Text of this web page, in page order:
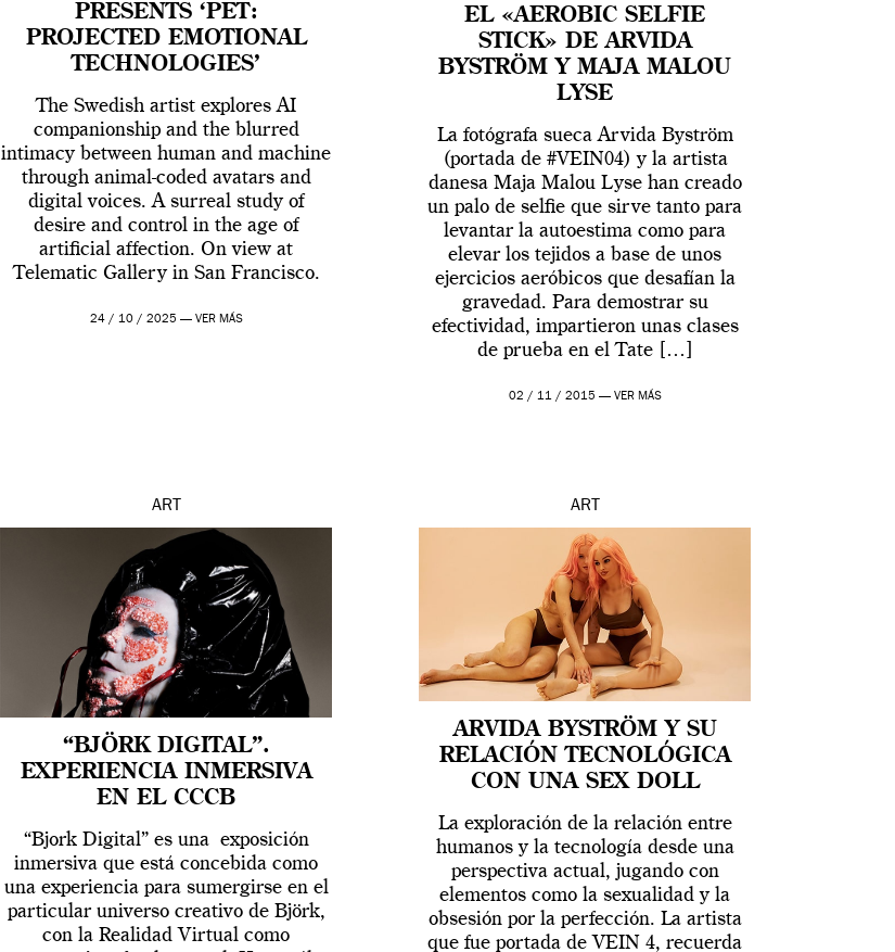
PRESENTS ‘PET:
PROJECTED EMOTIONAL
TECHNOLOGIES’
The Swedish artist explores AI
companionship and the blurred
intimacy between human and machine
through animal-coded avatars and
digital voices. A surreal study of
desire and control in the age of
artificial affection. On view at
Telematic Gallery in San Francisco.
24 / 10 / 2025 — VER MÁS
EL «AEROBIC SELFIE
STICK» DE ARVIDA
BYSTRÖM Y MAJA MALOU
LYSE
La fotógrafa sueca Arvida Byström
(portada de #VEIN04) y la artista
danesa Maja Malou Lyse han creado
un palo de selfie que sirve tanto para
levantar la autoestima como para
elevar los tejidos a base de unos
ejercicios aeróbicos que desafían la
gravedad. Para demostrar su
efectividad, impartieron unas clases
de prueba en el Tate […]
02 / 11 / 2015 — VER MÁS
ART
“BJÖRK DIGITAL”.
EXPERIENCIA INMERSIVA
EN EL CCCB
“Bjork Digital” es una exposición
inmersiva que está concebida como
una experiencia para sumergirse en el
particular universo creativo de Björk,
con la Realidad Virtual como
ART
ARVIDA BYSTRÖM Y SU
RELACIÓN TECNOLÓGICA
CON UNA SEX DOLL
La exploración de la relación entre
humanos y la tecnología desde una
perspectiva actual, jugando con
elementos como la sexualidad y la
obsesión por la perfección. La artista
que fue portada de VEIN 4, recuerda